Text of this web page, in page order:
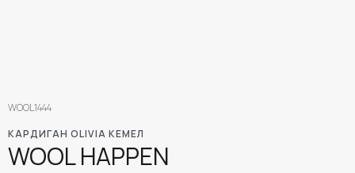
КАРДИГАН OLIVIA КЕМЕЛ
WOOL HAPPEN
WOOL1444